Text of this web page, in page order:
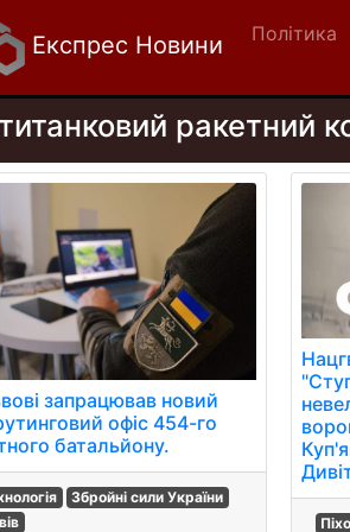
Експрес Новини Політика
ракетний
запрацював новий
офіс 454-го
батальйону.
Збройні сили України